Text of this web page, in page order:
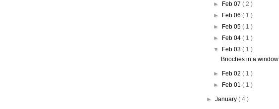
►
Feb 07( 2 )
►
Feb 06( 1 )
►
Feb 05( 1 )
►
Feb 04( 1 )
▼
Feb 03( 1 )
Brioches in a window
► Feb 02( 1 )
►
Feb 01( 1 )
► January ( 4 )